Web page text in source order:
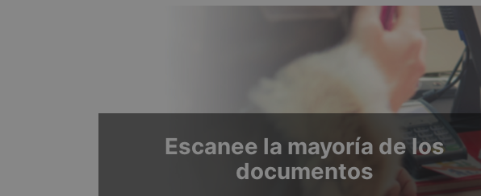
Escanee la mayoría de los
documentos